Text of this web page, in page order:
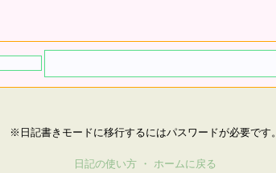
※日記書きモードに移行するにはパスワードが必要です。
日記の使い方 ・ ホームに戻る